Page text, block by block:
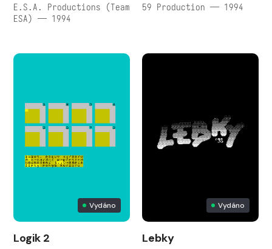
E.S.A. Productions (Team
ESA) — 1994
59 Production — 1994
Vydáno
Logik 2
Vydáno
Lebky